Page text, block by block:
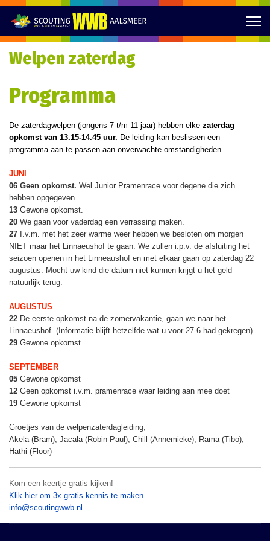
Welpen zaterdag
Programma
De zaterdagwelpen (jongens 7 t/m 11 jaar) hebben elke zaterdag
opkomst van 13.15-14.45 uur. De leiding kan beslissen een
programma aan te passen aan onverwachte omstandigheden.
JUNI
06 Geen opkomst. Wel Junior Pramenrace voor degene die zich
hebben opgegeven.
13 Gewone opkomst.
20 We gaan voor vaderdag een verrassing maken.
27 I.v.m. met het zeer warme weer hebben we besloten om morgen
NIET maar het Linnaeushof te gaan. We zullen i.p.v. de afsluiting het
seizoen openen in het Linneaushof en met elkaar gaan op zaterdag 22
augustus. Mocht uw kind die datum niet kunnen krijgt u het geld
natuurlijk terug.
AUGUSTUS
22 De eerste opkomst na de zomervakantie, gaan we naar het
Linnaeushof. (Informatie blijft hetzelfde wat u voor 27-6 had gekregen).
29 Gewone opkomst
SEPTEMBER
05 Gewone opkomst
12 Geen opkomst i.v.m. pramenrace waar leiding aan mee doet
19 Gewone opkomst
Groetjes van de welpenzaterdagleiding,
Akela (Bram), Jacala (Robin-Paul), Chill (Annemieke), Rama (Tibo),
Hathi (Floor)
Kom een keertje gratis kijken!
Klik hier om 3x gratis kennis te maken.
info@scoutingwwb.nl